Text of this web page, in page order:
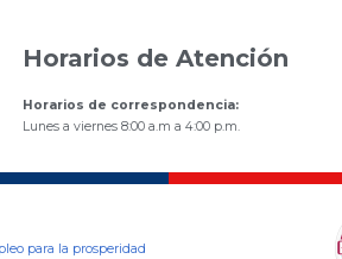
Horarios de Atención
Horarios de correspondencia:
Lunes a viernes 8:00 a.m a 4:00 p.m.
para la prosperidad